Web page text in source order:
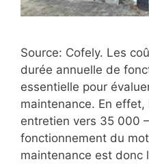
Source: Cofely. Les
durée annuelle de
essentielle pour
maintenance. En
entretien vers 35 000
fonctionnement du
maintenance est donc